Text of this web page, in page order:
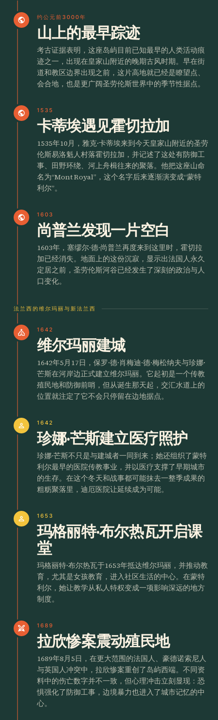
public 约公元前3000年
山上的最早踪迹
考古证据表明，这座岛屿目前已知最早的人类活动痕
迹之一，出现在皇家山附近的晚期古风时期。早在街
道和教区边界出现之前，这片高地就已经是瞭望点、
会合地，也是更广阔圣劳伦斯世界中的季节性据点。
public 1535
卡蒂埃遇见霍切拉加
1535年10月，雅克·卡蒂埃来到今天皇家山附近的圣劳
伦斯易洛魁人村落霍切拉加，并记述了这处有防御工
事、田野环绕、河上舟楫往来的聚落。他把这座山命
名为“Mont Royal”，这个名字后来逐渐演变成“蒙特
利尔”。
public 1603
尚普兰发现一片空白
1603年，塞缪尔·德·尚普兰再度来到这里时，霍切拉
加已经消失。地面上的这份沉寂，显示出法国人永久
定居之前，圣劳伦斯河谷已经发生了深刻的政治与人
口变化。
法兰西的维尔玛丽与新法兰西
church 1642
维尔玛丽建城
1642年5月17日，保罗·德·肖梅迪·德·梅松纳夫与珍娜·
芒斯在河岸边正式建立维尔玛丽。它起初是一个传教
殖民地和防御前哨，但从诞生那天起，交汇水道上的
位置就注定了它不会只停留在边地据点。
person 1642
珍娜·芒斯建立医疗照护
珍娜·芒斯不只是与建城者一同到来；她还组织了蒙特
利尔最早的医院传教事业，并以医疗支撑了早期城市
的生存。在这个冬天和战事都可能抹去一整季成果的
粗粝聚落里，迪厄医院让延续成为可能。
person 1653
玛格丽特·布尔热瓦开启课
堂
玛格丽特·布尔热瓦于1653年抵达维尔玛丽，并推动教
育，尤其是女孩教育，进入社区生活的中心。在蒙特
利尔，她让教学从私人特权变成一项影响深远的地方
制度。
swords 1689
拉欣惨案震动殖民地
1689年8月5日，在更大范围的法国人、豪德诺索尼人
与英国人冲突中，拉欣惨案重创了岛屿西端。不同资
料中的伤亡数字并不一致，但心理冲击立刻显现：恐
惧强化了防御工事，边境暴力也进入了城市记忆的中
心。